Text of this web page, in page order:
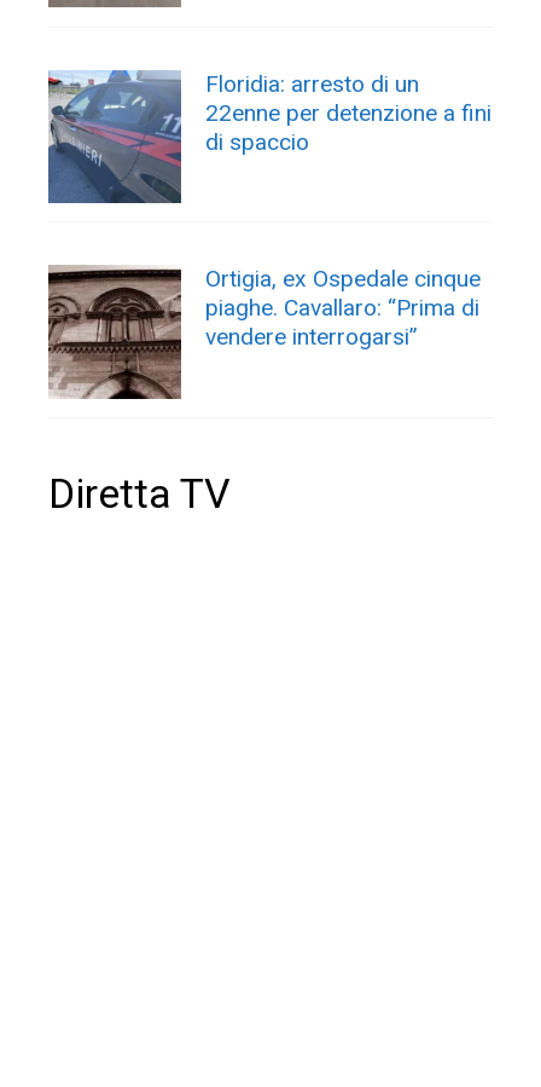
Floridia: arresto di un
22enne per detenzione a fini
di spaccio
Ortigia, ex Ospedale cinque
piaghe. Cavallaro: “Prima di
vendere interrogarsi”
Diretta TV